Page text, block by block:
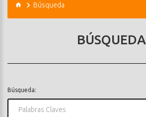
Búsqueda
BÚSQUEDA
Búsqueda: